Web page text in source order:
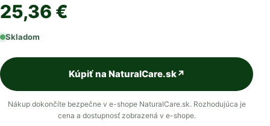
25,36 €
Skladom
Kúpiť na NaturalCare.sk↗
Nákup dokončíte bezpečne v e-shope NaturalCare.sk. Rozhodujúca je
cena a dostupnosť zobrazená v e-shope.